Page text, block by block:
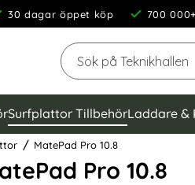
30 dagar öppet köp 700
Sök
Surfplattor TillbehörLaddare &
MatePad Pro 10.8
Pro 10.8